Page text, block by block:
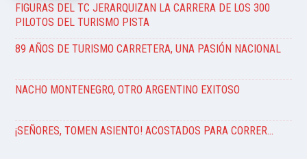
FIGURAS DEL TC JERARQUIZAN LA CARRERA DE LOS 300
PILOTOS DEL TURISMO PISTA
89 AÑOS DE TURISMO CARRETERA, UNA PASIÓN NACIONAL
NACHO MONTENEGRO, OTRO ARGENTINO EXITOSO
¡SEÑORES, TOMEN ASIENTO! ACOSTADOS PARA CORRER…